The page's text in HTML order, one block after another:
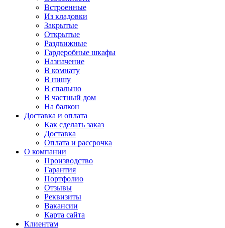
Встроенные
Из кладовки
Закрытые
Открытые
Раздвижные
Гардеробные шкафы
Назначение
В комнату
В нишу
В спальню
В частный дом
На балкон
Доставка и оплата
Как сделать заказ
Доставка
Оплата и рассрочка
О компании
Производство
Гарантия
Портфолио
Отзывы
Реквизиты
Вакансии
Карта сайта
Клиентам